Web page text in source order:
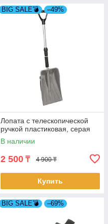
BIG SALE💣 –49%
Лопата с телескопической
ручкой пластиковая, серая
В наличии
2 500 ₸ 4 900 ₸
Купить
BIG SALE💣 –69%